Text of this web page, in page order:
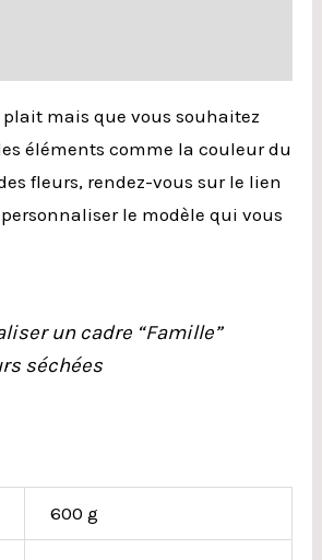
plait mais que vous souhaitez
éléments comme la couleur du
fleurs, rendez-vous sur le lien
le modèle qui vous
un cadre “Famille”
séchées
600 g